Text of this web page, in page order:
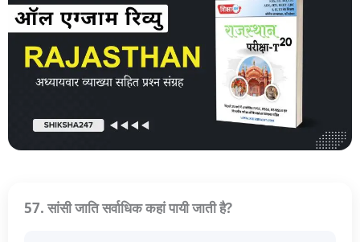
57. सांसी जाति सर्वाधिक कहां पायी जाती है?